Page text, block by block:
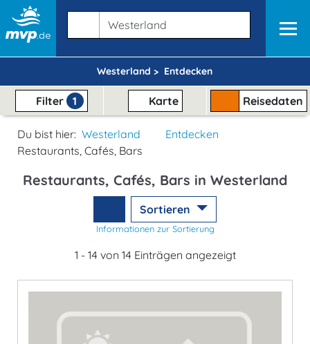
Westerland > Entdecken
Filter 1 Karte Reisedaten
Du bist hier: Westerland
Entdecken
Restaurants, Cafés, Bars
Restaurants, Cafés, Bars in Westerland
Sortieren
Informationen zur Sortierung
1 - 14 von 14 Einträgen angezeigt